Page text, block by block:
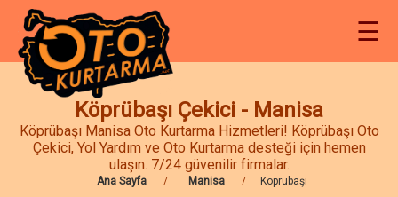
☰
Köprübaşı Çekici - Manisa
Köprübaşı Manisa Oto Kurtarma Hizmetleri! Köprübaşı Oto
Çekici, Yol Yardım ve Oto Kurtarma desteği için hemen
ulaşın. 7/24 güvenilir firmalar.
Ana Sayfa Manisa Köprübaşı